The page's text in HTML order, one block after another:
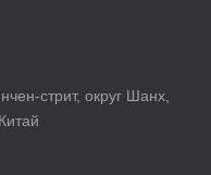
стрит, округ Шанх,